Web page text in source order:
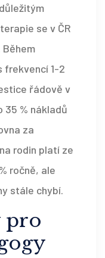
se v ČR
Během
frekvencí 1-2
řádově v
35 % nákladů
za
rodin platí ze
ročně, ale
stále chybí.
pro